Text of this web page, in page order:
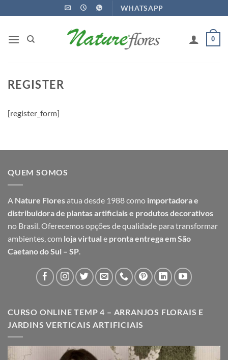
para
conteúdo
WHATSAPP
0
REGISTER
[register_form]
QUEM SOMOS
A Nature Floresatua desde 1988 como importadora e
distribuidora de plantas artificiais e produtos decorativos
no Brasil. Oferecemos opções de qualidade para transformar
ambientes, com loja virtual e pronta entrega em São
Caetano do Sul – SP
CURSO ONLINE TEMP 4 – ARRANJOS FLORAIS E
JARDINS VERTICAIS ARTIFICIAIS